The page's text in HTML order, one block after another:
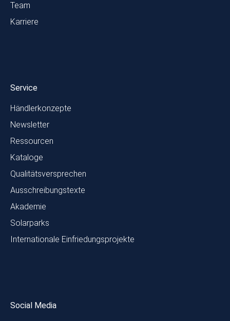
Team
Karriere
Service
Händlerkonzepte
Newsletter
Ressourcen
Kataloge
Qualitätsversprechen
Ausschreibungstexte
Akademie
Solarparks
Internationale Einfriedungsprojekte
Social Media